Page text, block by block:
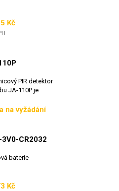
Kč
PIR detektor
JA-110P je
na vyžádání
3V0-CR2032
baterie
Kč